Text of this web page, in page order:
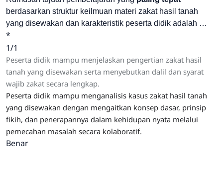
berdasarkan struktur keilmuan materi zakat hasil tanah
yang disewakan dan karakteristik peserta didik adalah …
*
1/1
Peserta didik mampu menjelaskan pengertian zakat hasil
tanah yang disewakan serta menyebutkan dalil dan syarat
wajib zakat secara lengkap.
Peserta didik mampu menganalisis kasus zakat hasil tanah
yang disewakan dengan mengaitkan konsep dasar, prinsip
fikih, dan penerapannya dalam kehidupan nyata melalui
pemecahan masalah secara kolaboratif.
Benar